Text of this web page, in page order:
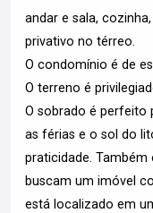
andar e sala,
privativo no térreo.
O condomínio é de
O terreno é
O sobrado é perfeito
as férias e o sol do
praticidade.
buscam um imóvel
está localizado em